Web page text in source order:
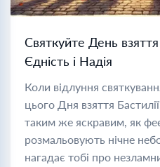
Святкуйте День
Єдність і Надія
Коли відлуння
цього Дня взяття
таким же яскравим, як
розмальовують нічне
нагадає тобі про